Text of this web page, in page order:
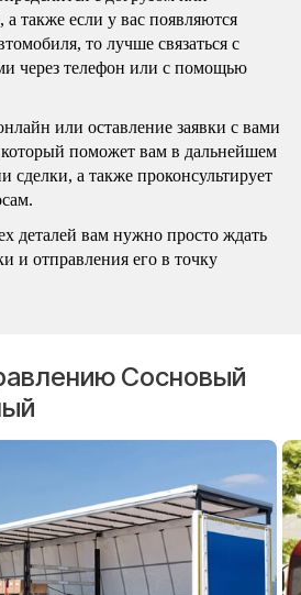
также если у вас появляются
то лучше связаться с
через телефон или с помощью
или оставление заявки с вами
поможет вам в дальнейшем
сделки, а также проконсультирует
деталей вам нужно просто ждать
и отправления его в точку
Сосновый